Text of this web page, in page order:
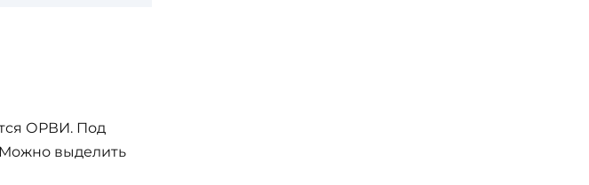
ОРВИ. Под
Можно выделить